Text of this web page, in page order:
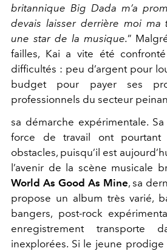
britannique Big Dada m’a
devais laisser derrière moi ma
une star de la musique.”
failles, Kai a vite été
difficultés : peu d’argent pour
budget pour payer ses
professionnels du secteur
sa démarche expérimentale.
force de travail ont
obstacles, puisqu’il est
l’avenir de la scène musicale
World As Good As Mine, sa
propose un album très varié,
bangers, post-rock
enregistrement transporte
inexplorées. Si le jeune prodige